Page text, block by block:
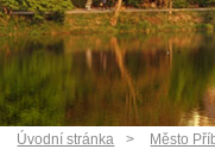
Úvodní stránka Město